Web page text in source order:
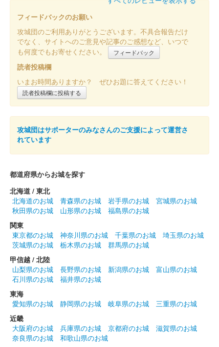
フィードバックのお願い
攻城団のご利用ありがとうございます。不具合報告だけ
でなく、サイトへのご意見や記事のご感想など、いつで
も何度でもお寄せください。
フィードバック
読者投稿欄
いまお時間ありますか？ ぜひお題に答えてください！
読者投稿欄に投稿する
攻城団はサポーターのみなさんのご支援によって運営さ
れています
都道府県からお城を探す
北海道 / 東北
北海道のお城
青森県のお城 岩手県のお城
宮城県のお城
秋田県のお城
山形県のお城
福島県のお城
関東
東京都のお城
神奈川県のお城 千葉県のお城
埼玉県のお城
茨城県のお城
栃木県のお城
群馬県のお城
甲信越 / 北陸
山梨県のお城
長野県のお城 新潟県のお城
富山県のお城
石川県のお城
福井県のお城
東海
愛知県のお城
静岡県のお城 岐阜県のお城
三重県のお城
近畿
大阪府のお城
兵庫県のお城 京都府のお城
滋賀県のお城
奈良県のお城
和歌山県のお城